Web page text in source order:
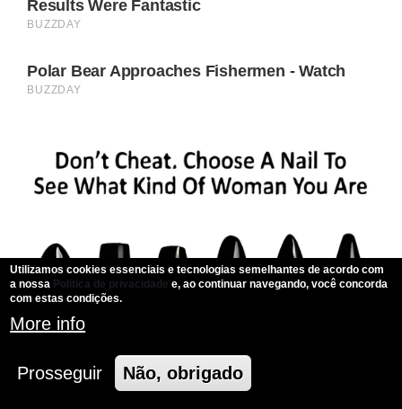
Utilizamos cookies essenciais e tecnologias semelhantes de acordo com
a nossa Politica de privacidade e, ao continuar navegando, você concorda
com estas condições.
More info
Prosseguir Não, obrigado